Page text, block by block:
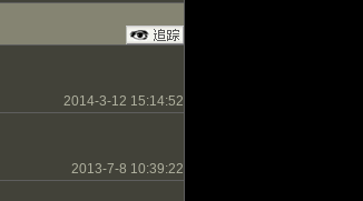
2014-3-12 15:14:52
2013-7-8 10:39:22